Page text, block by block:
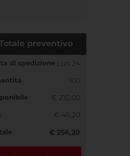
preventivo
di spedizione Lun 24
100
€ 210,00
€ 46,20
€ 256,20